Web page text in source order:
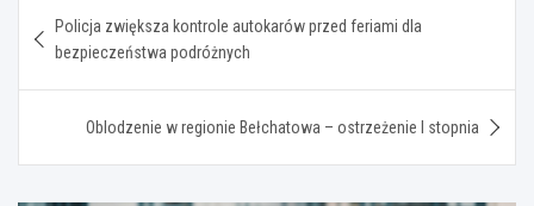
wpisu
Policja zwiększa kontrole autokarów przed feriami dla
bezpieczeństwa podróżnych
Oblodzenie w regionie Bełchatowa – ostrzeżenie I stopnia